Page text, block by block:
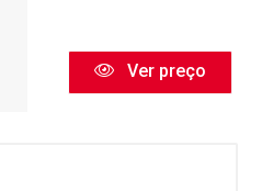
Ver preço